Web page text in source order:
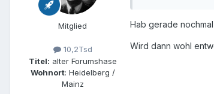
Mitglied
10,2Tsd
Titel: alter Forumshase
Wohnort: Heidelberg /
Mainz
Hab gerade
Wird dann wohl